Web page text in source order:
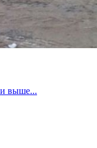
выше...